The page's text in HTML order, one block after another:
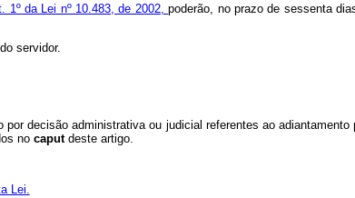
1º da Lei nº 10.483, de 2002,poderão, no prazo de sessenta
servidor.
decisão administrativa ou judicial referentes ao adiantamento
no caput deste artigo.
Lei.